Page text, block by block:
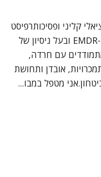
קליני ופסיכותרפיסט
בגישה דינאמית , מטפל מוסמך ב-EMDR ובעל ניסיון של
עם חרדה,
אובדן ותחושת
מטפל במבו...